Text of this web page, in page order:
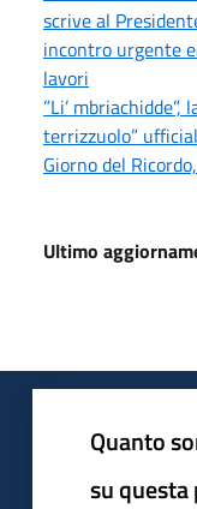
scrive al
incontro urgente
lavori
”Li’ mbriachidde”,
terrizzuolo”
Giorno del
Ultimo
Quanto
su questa